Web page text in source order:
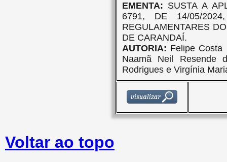
EMENTA: SUSTA A
6791, DE 14/05/
REGULAMENTARES
DE CARANDAÍ.
AUTORIA: Felipe Costa
Naamã Neil Resende
Rodrigues e Virgínia
Voltar ao topo